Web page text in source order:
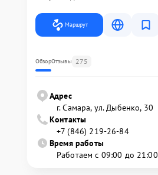
Маршрут
ОбзорОтзывы 275
Адрес
г. Самара, ул. Дыбенко, 30
Контакты
+7 (846) 219-26-84
Время работы
Работаем с 09:00 до 21:00